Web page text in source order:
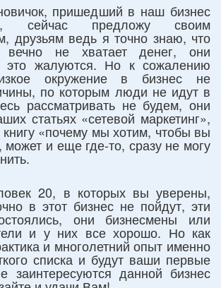
пришедший в наш бизнес
сейчас предложу своим
друзьям ведь я точно знаю, что
не хватает денег, они
это жалуются. Но к сожалению
окружение в бизнес не
по которым люди не идут в
рассматривать не будем, они
статьях «сетевой маркетинг»,
«почему мы хотим, чтобы вы
и еще где-то, сразу не могу
20, в которых вы уверены,
в этот бизнес не пойдут, эти
они бизнесмены или
и у них все хорошо. Но как
и многолетний опыт именно
списка и будут ваши первые
заинтересуются данной бизнес